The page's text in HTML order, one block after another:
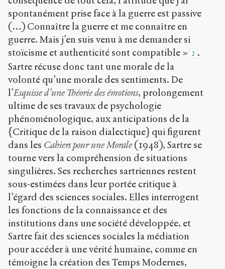
spontanément prise face à la guerre est passive
(…) Connaître la guerre et me connaître en
guerre. Mais j’en suis venu à me demander si
stoïcisme et authenticité sont compatible » 2 .
Sartre récuse donc tant une morale de la
volonté qu’une morale des sentiments. De
l’Esquisse d’une Théorie des émotions, prolongement
ultime de ses travaux de psychologie
phénoménologique, aux anticipations de la
{Critique de la raison dialectique} qui figurent
dans les Cahiers pour une Morale(1948), Sartre se
tourne vers la compréhension de situations
singulières. Ses recherches sartriennes restent
sous-estimées dans leur portée critique à
l’égard des sciences sociales. Elles interrogent
les fonctions de la connaissance et des
institutions dans une société développée, et
Sartre fait des sciences sociales la médiation
pour accéder à une vérité humaine, comme en
témoigne la création des Temps Modernes,